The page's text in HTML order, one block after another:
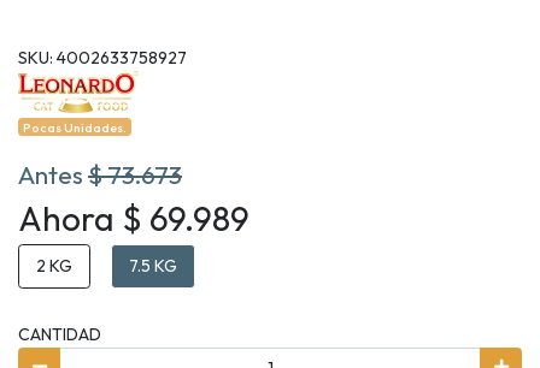
SKU: 4002633758927
Pocas Unidades.
Antes$ 73.673
Ahora $ 69.989
2 KG 7.5 KG
CANTIDAD